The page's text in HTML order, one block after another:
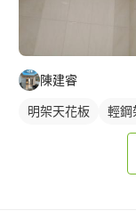
陳建睿
明架天花板 輕鋼